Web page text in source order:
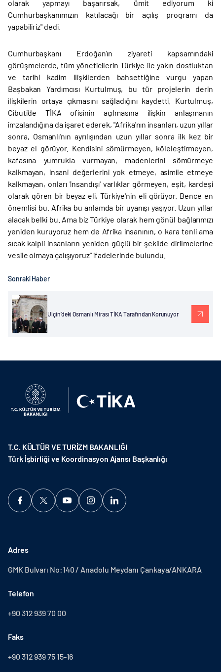
olarak yapmayı başarırsak, ümit ediyorum ki
Cumhurbaşkanımızın katılacağı bir açılış programı da
yapabiliriz" dedi.
Cumhurbaşkanı Erdoğan'ın ziyareti kapsamındaki
görüşmelerde, tüm yöneticilerin Türkiye ile yakın dostluktan
ve tarihi kadim ilişkilerden bahsettiğine vurgu yapan
Başbakan Yardımcısı Kurtulmuş, bu tür projelerin derin
ilişkilerin ortaya çıkmasını sağladığını kaydetti. Kurtulmuş,
Cibuti'de TİKA ofisinin açılmasına ilişkin anlaşmanın
imzalandığına da işaret ederek, "Afrika'nın insanları, uzun yıllar
sonra, Osmanlı'nın ayrılışından uzun yıllar sonra ilk kez bir
beyaz el görüyor. Kendisini sömürmeyen, köleleştirmeyen,
kafasına yumrukla vurmayan, madenlerini sömürmeye
kalkmayan, insani değerlerini yok etmeye, asimile etmeye
kalkmayan, onları 'insandışı' varlıklar görmeyen, eşit, kardeşi
olarak gören bir beyaz eli, Türkiye'nin eli görüyor. Bence en
önemlisi bu. Afrika bu anlamda bir uyanışı yaşıyor. Uzun yıllar
alacak belki bu. Ama biz Türkiye olarak hem gönül bağlarımızı
yeniden kuruyoruz hem de Afrika insanının, o kara tenli ama
sıcak kalpli insanların yeniden güçlü bir şekilde dirilmelerine
vesile olmaya çalışıyoruz" ifadelerinde bulundu.
Sonraki Haber
Ulçin’deki Osmanlı Mirası TİKA Tarafından Korunuyor
T.C. KÜLTÜR VE TURİZM BAKANLIĞI
Türk İşbirliği ve Koordinasyon Ajansı Başkanlığı
Adres
GMK Bulvarı No:140 / Anadolu Meydanı Çankaya/ANKARA
Telefon
+90 312 939 70 00
Faks
+90 312 939 75 15-16